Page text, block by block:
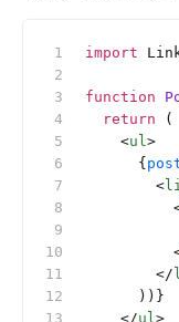
import
function
  return
(
    <
ul>
      {
        <
        </
      ))}
    </
ul>